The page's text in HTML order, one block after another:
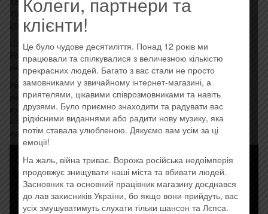
19 Hey Ladies
20 No Sleep Till Brooklyn
Стиль: Hip Hop, Rock
Beastie Boys Music — збірний альбом американської хіп-хоп/
реп-рок групи Beastie Boys, випущений 23 жовтня 2020 року.
Редакція AllMusic поставила релізу 4,5 зірки з п’яти, а
рецензент Стівен Томас Ерлевайн назвав його кращою
компіляцією, ніж Solid Gold Hits, назвавши це «найкращими
найкращими хітами Beastie Boys: у ньому є всі основні
елементи, представлений у жвавому стилі”
клієнти!
Це було чудове десятиліття. Понад 12 років ми
працювали та спілкувалися з величезною кількістю
прекрасних людей. Багато з вас стали не просто
замовниками у звичайному інтернет-магазині, а
приятелями, цікавими співрозмовниками та навіть
друзями. Було приємно знаходити та радувати вас
рідкісними виданнями або радити нову музику, яка
потім ставала улюбленою. Дякуємо вам усім за ці
емоції!
На жаль, війна триває. Ворожа російська недоімперія
продовжує знищувати наші міста та вбивати людей.
Засновник та основний працівник магазину доєднався
до лав захисників України, бо якщо вони прийдуть, вас
усіх змушуватимуть слухати тільки шансон та Лєпса.